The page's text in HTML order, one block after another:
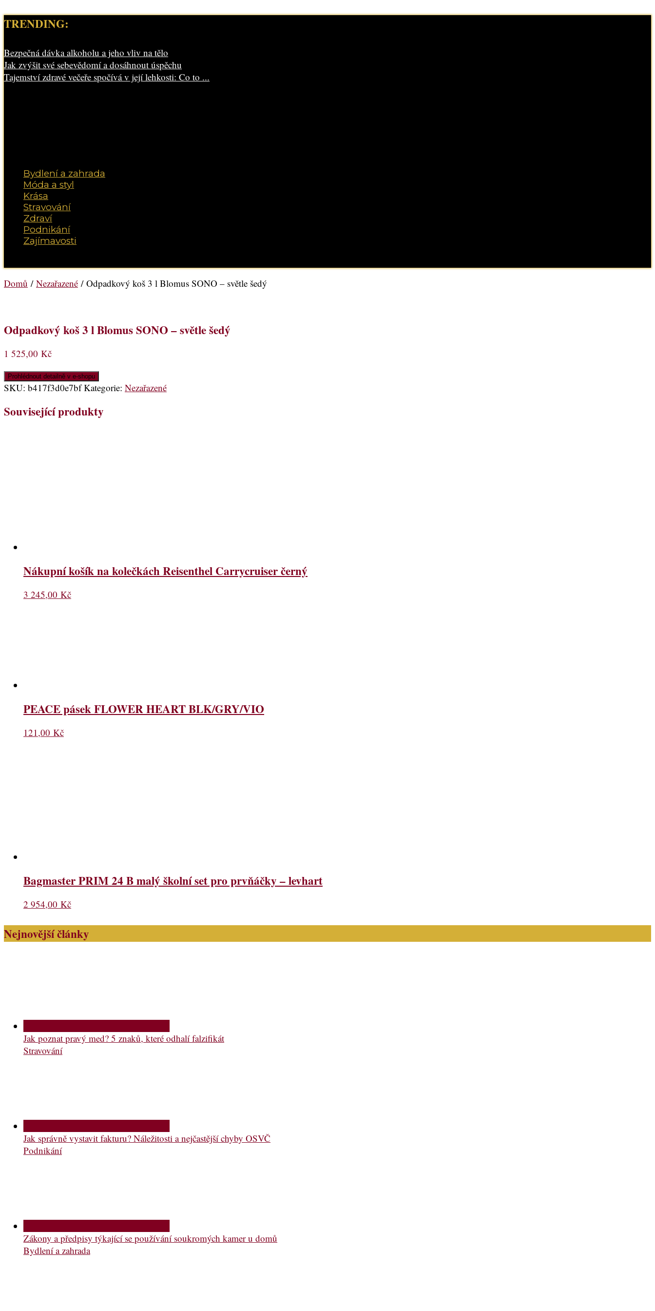
TRENDING:
Bezpečná dávka alkoholu a jeho vliv na tělo
Jak zvýšit své sebevědomí a dosáhnout úspěchu
Tajemství zdravé večeře spočívá v její lehkosti: Co to ...
Bydlení a zahrada
Móda a styl
Krása
Stravování
Zdraví
Podnikání
Zajímavosti
Domů / Nezařazené / Odpadkový koš 3 l Blomus SONO – světle šedý
Odpadkový koš 3 l Blomus SONO – světle šedý
1 525,00 Kč
Prohlédnout detailně v e-shopu
SKU: b417f3d0e7bf Kategorie: Nezařazené
Související produkty
Nákupní košík na kolečkách Reisenthel Carrycruiser černý
3 245,00 Kč
PEACE pásek FLOWER HEART BLK/GRY/VIO
121,00 Kč
Bagmaster PRIM 24 B malý školní set pro prvňáčky – levhart
2 954,00 Kč
Nejnovější články
Jak poznat pravý med? 5 znaků, které odhalí falzifikát
Stravování
Jak správně vystavit fakturu? Náležitosti a nejčastější chyby OSVČ
Podnikání
Zákony a předpisy týkající se používání soukromých kamer u domů
Bydlení a zahrada